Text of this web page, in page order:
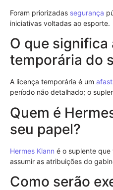
Foram priorizadas segurança
iniciativas voltadas ao esporte.
O que significa
temporária do
A licença temporária é um
período não detalhado; o
Quem é
seu papel?
Hermes Klann é o suplente que
assumir as atribuições do
Como serão